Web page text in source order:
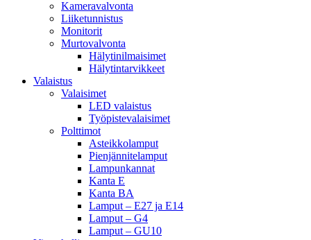
Kameravalvonta
Liiketunnistus
Monitorit
Murtovalvonta
Hälytinilmaisimet
Hälytintarvikkeet
Valaistus
Valaisimet
LED valaistus
Työpistevalaisimet
Polttimot
Asteikkolamput
Pienjännitelamput
Lampunkannat
Kanta E
Kanta BA
Lamput – E27 ja E14
Lamput – G4
Lamput – GU10